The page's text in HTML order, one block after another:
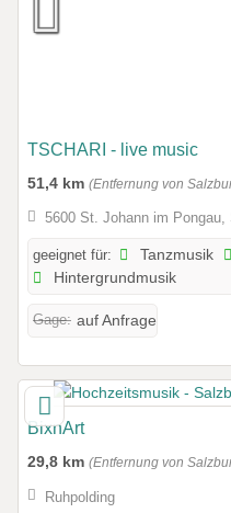
TSCHARI - live music
51,4 km (Entfernung von
5600 St. Johann im Pongau,
geeignet für: Tanzmusik
Hintergrundmusik
Gage: auf Anfrage
BixnArt
29,8 km (Entfernung von
Ruhpolding